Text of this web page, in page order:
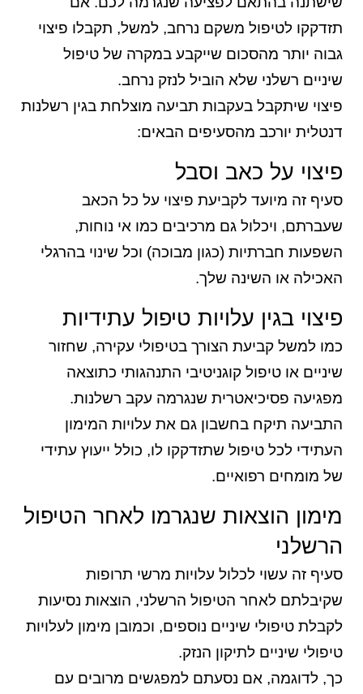
תזדקקו לטיפול משקם נרחב, למשל, תקבלו פיצוי
גבוה יותר מהסכום שייקבע במקרה של טיפול
שיניים רשלני שלא הוביל לנזק נרחב.
פיצוי שיתקבל בעקבות תביעה מוצלחת בגין רשלנות
דנטלית יורכב מהסעיפים הבאים:
פיצוי על כאב וסבל
סעיף זה מיועד לקביעת פיצוי על כל הכאב
שעברתם, ויכלול גם מרכיבים כמו אי נוחות,
השפעות חברתיות (כגון מבוכה) וכל שינוי בהרגלי
האכילה או השינה שלך.
פיצוי בגין עלויות טיפול עתידיות
כמו למשל קביעת הצורך בטיפולי עקירה, שחזור
שיניים או טיפול קוגניטיבי התנהגותי כתוצאה
מפגיעה פסיכיאטרית שנגרמה עקב רשלנות.
התביעה תיקח בחשבון גם את עלויות המימון
העתידי לכל טיפול שתזדקקו לו, כולל ייעוץ עתידי
של מומחים רפואיים.
מימון הוצאות שנגרמו לאחר הטיפול
הרשלני
סעיף זה עשוי לכלול עלויות מרשי תרופות
שקיבלתם לאחר הטיפול הרשלני, הוצאות נסיעות
לקבלת טיפולי שיניים נוספים, וכמובן מימון לעלויות
טיפולי שיניים לתיקון הנזק.
כך, לדוגמה, אם נסעתם למפגשים מרובים עם